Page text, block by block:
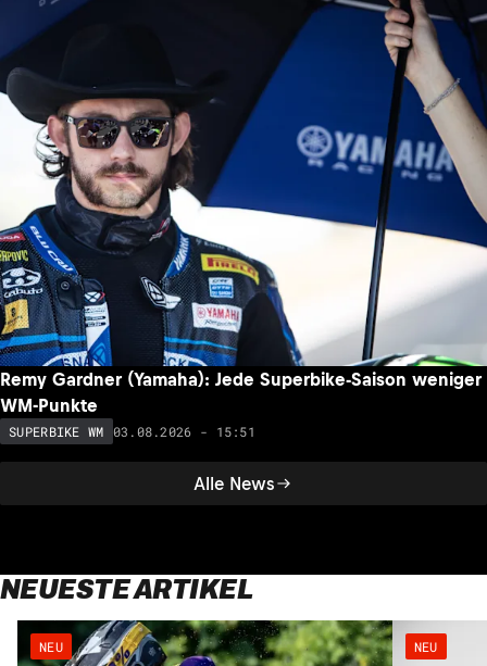
Alle News
Remy Gardner (Yamaha): Jede Superbike-Saison weniger
WM-Punkte
SUPERBIKE WM 03.08.2026 - 15:51
NEUESTE ARTIKEL
NEU NEU